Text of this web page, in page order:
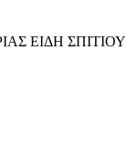
ΕΙΔΗ ΣΠΙΤΙΟΥ